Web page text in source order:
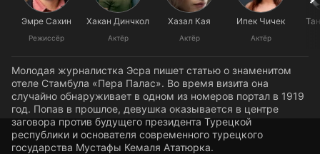
Эмре Сахин
Режиссёр
Хакан Динчкол
Актёр
Хазал Кая
Актёр
Ипек Чичек
Актёр
Молодая журналистка Эсра пишет статью о знаменитом
отеле Стамбула «Пера Палас». Во время визита она
случайно обнаруживает в одном из номеров портал в 1919
год. Попав в прошлое, девушка оказывается в центре
заговора против будущего президента Турецкой
республики и основателя современного турецкого
государства Мустафы Кемаля Ататюрка.